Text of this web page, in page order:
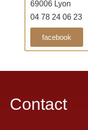
69006 Lyon
04 78 24 06 23
facebook
Contact